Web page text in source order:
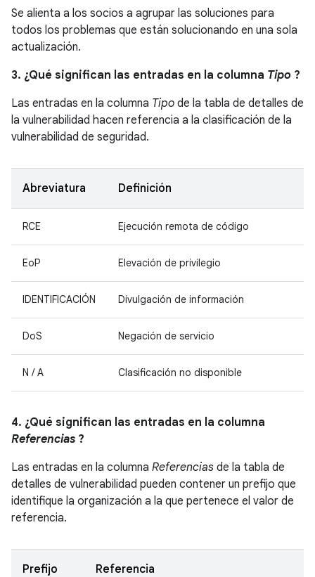
Se alienta a los socios a agrupar las soluciones para
todos los problemas que están solucionando en una sola
actualización.
3. ¿Qué significan las entradas en la columna Tipo ?
Las entradas en la columna Tipo de la tabla de detalles de
la vulnerabilidad hacen referencia a la clasificación de la
vulnerabilidad de seguridad.
Abreviatura Definición
RCE Ejecución remota de código
EoP Elevación de privilegio
IDENTIFICACIÓN Divulgación de información
DoS Negación de servicio
N / A Clasificación no disponible
4. ¿Qué significan las entradas en la columna
Referencias ?
Las entradas en la columna Referencias de la tabla de
detalles de vulnerabilidad pueden contener un prefijo que
identifique la organización a la que pertenece el valor de
referencia.
Prefijo Referencia